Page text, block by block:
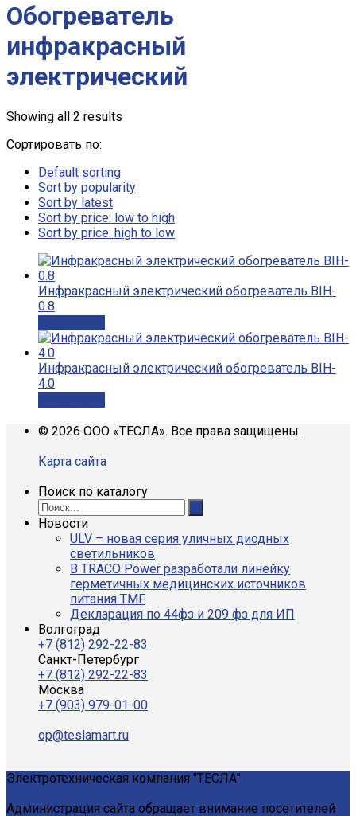
Обогреватель
инфракрасный
электрический
Showing all 2 results
Сортировать по:
Default sorting
Sort by popularity
Sort by latest
Sort by price: low to high
Sort by price: high to low
Инфракрасный электрический обогреватель BIH-
0.8
Инфракрасный электрический обогреватель BIH-
4.0
© 2026 ООО «ТЕСЛА». Все права защищены.
Карта сайта
Поиск по каталогу
Новости
ULV – новая серия уличных диодных
светильников
В TRACO Power разработали линейку
герметичных медицинских источников
питания TMF
Декларация по 44фз и 209 фз для ИП
Волгоград
+7 (812) 292-22-83
Санкт-Петербург
+7 (812) 292-22-83
Москва
+7 (903) 979-01-00
op@teslamart.ru
Электротехническая компания "ТЕСЛА"
Администрация сайта обращает внимание посетителей